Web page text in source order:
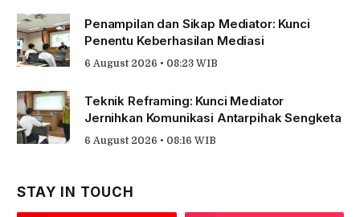
Penampilan dan Sikap Mediator: Kunci
Penentu Keberhasilan Mediasi
6 August 2026 • 08:23 WIB
Teknik Reframing: Kunci Mediator
Jernihkan Komunikasi Antarpihak Sengketa
6 August 2026 • 08:16 WIB
STAY IN TOUCH